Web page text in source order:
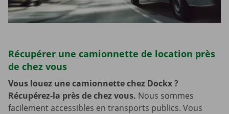
Récupérer une camionnette de location près
de chez vous
Vous louez une camionnette chez Dockx ?
Récupérez-la près de chez vous. Nous sommes
facilement accessibles en transports publics. Vous